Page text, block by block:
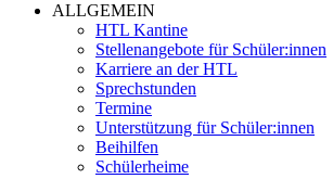
ALLGEMEIN
HTL Kantine
Stellenangebote für Schüler:innen
Karriere an der HTL
Sprechstunden
Termine
Unterstützung für Schüler:innen
Beihilfen
Schülerheime